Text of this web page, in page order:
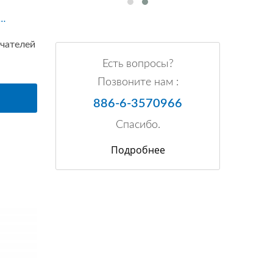
Есть вопросы?
Позвоните нам :
886-6-3570966
Спасибо.
Подробнее